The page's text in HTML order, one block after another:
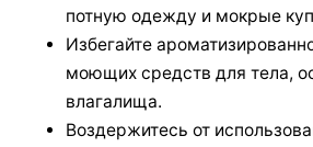
потную одежду и мокрые
Избегайте
моющих средств для тела,
влагалища.
Воздержитесь от